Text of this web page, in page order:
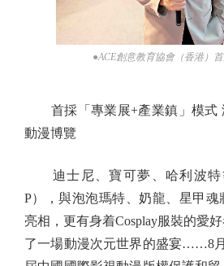
●ACE創意教育協會（香港）
首採「專業展+產業鎮」模式
動漫博覽
迪士尼、寶可夢、哈利波特
P），與泡泡瑪特、奶龍、星甲魂
亮相，更有身着Cosplay服裝的愛
了一場動漫次元世界的盛宴……8